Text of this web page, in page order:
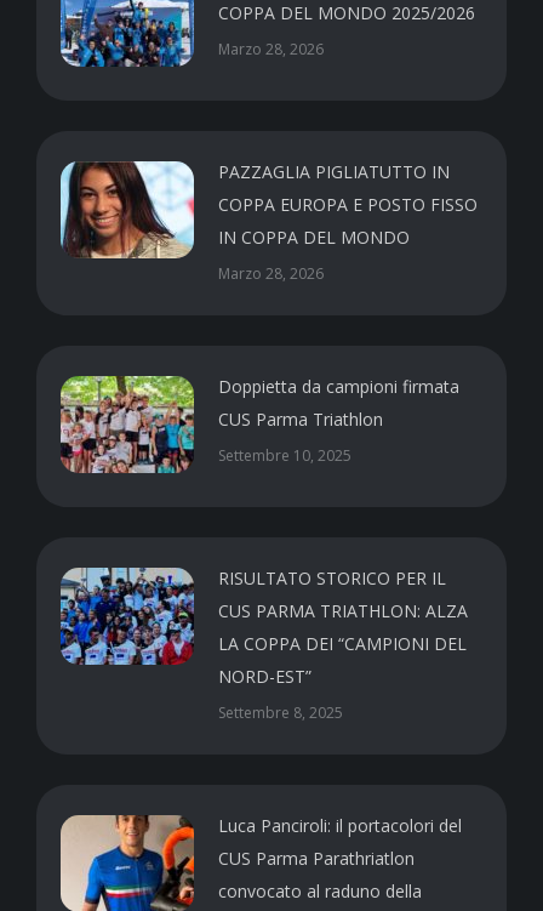
COPPA DEL MONDO 2025/2026
Marzo 28, 2026
PAZZAGLIA PIGLIATUTTO IN
COPPA EUROPA E POSTO FISSO
IN COPPA DEL MONDO
Marzo 28, 2026
Doppietta da campioni firmata
CUS Parma Triathlon
Settembre 10, 2025
RISULTATO STORICO PER IL
CUS PARMA TRIATHLON: ALZA
LA COPPA DEI “CAMPIONI DEL
NORD-EST”
Settembre 8, 2025
Luca Panciroli: il portacolori del
CUS Parma Parathriatlon
convocato al raduno della